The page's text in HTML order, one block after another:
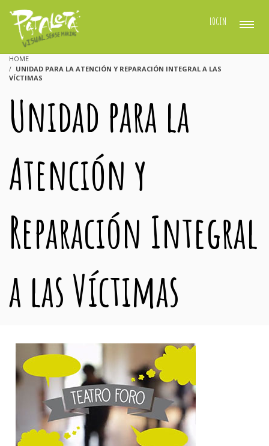
LOGIN
HOME
UNIDAD PARA LA ATENCIÓN Y REPARACIÓN INTEGRAL A LAS
VÍCTIMAS
Unidad para la
Atención y
Reparación Integral
a las Víctimas